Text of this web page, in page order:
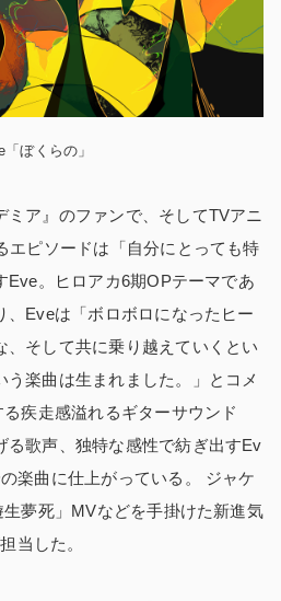
「ぼくらの」
ミア』のファンで、そしてTVアニ
エピソードは「自分にとっても特
Eve。ヒロアカ6期OPテーマであ
、Eveは「ボロボロになったヒー
、そして共に乗り越えていくとい
う楽曲は生まれました。」とコメ
疾走感溢れるギターサウンド
る歌声、独特な感性で紡ぎ出すEv
楽曲に仕上がっている。 ジャケ
夢死」MVなどを手掛けた新進気
当した。